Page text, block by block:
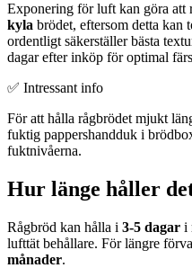
Exponering för luft kan göra att
kyla brödet, eftersom detta kan
ordentligt säkerställer bästa
dagar efter inköp för optimal
✅ Intressant info
För att hålla rågbrödet mjukt
fuktig pappershandduk i
fuktnivåerna.
Hur länge håller
Rågbröd kan hålla i 3-5 dagar i
lufttät behållare. För längre
månader.